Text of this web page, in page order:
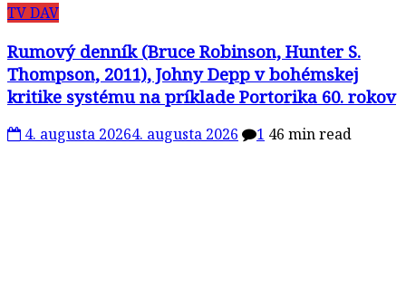
TV DAV
Rumový denník (Bruce Robinson, Hunter S.
Thompson, 2011), Johny Depp v bohémskej
kritike systému na príklade Portorika 60. rokov
4. augusta 20264. augusta 2026 1 46 min read